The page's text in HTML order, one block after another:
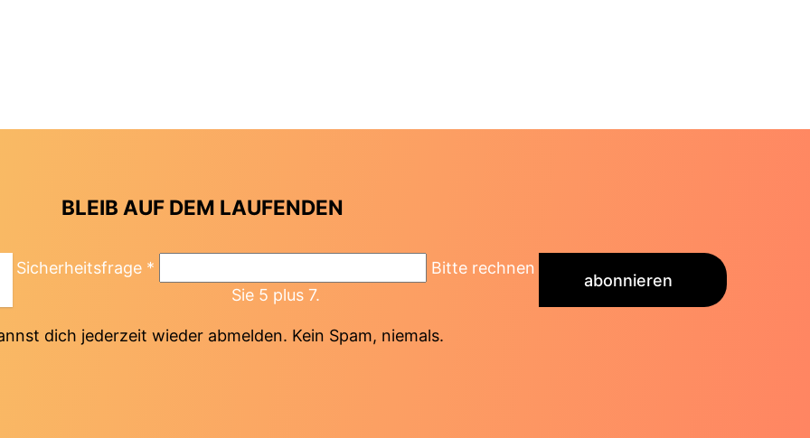
BLEIB AUF DEM LAUFENDEN
Sicherheitsfrage *
Bitte rechnen
Sie 5 plus 7.
abonnieren
dich jederzeit wieder abmelden. Kein Spam, niemals.